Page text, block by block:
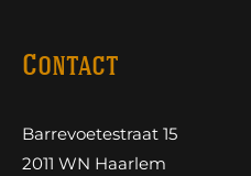
Contact
Barrevoetestraat 15
2011 WN Haarlem